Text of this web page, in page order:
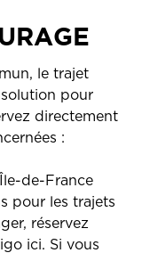
le trajet
pour
directement
:
de-France
pour les trajets
réservez
ici. Si vous